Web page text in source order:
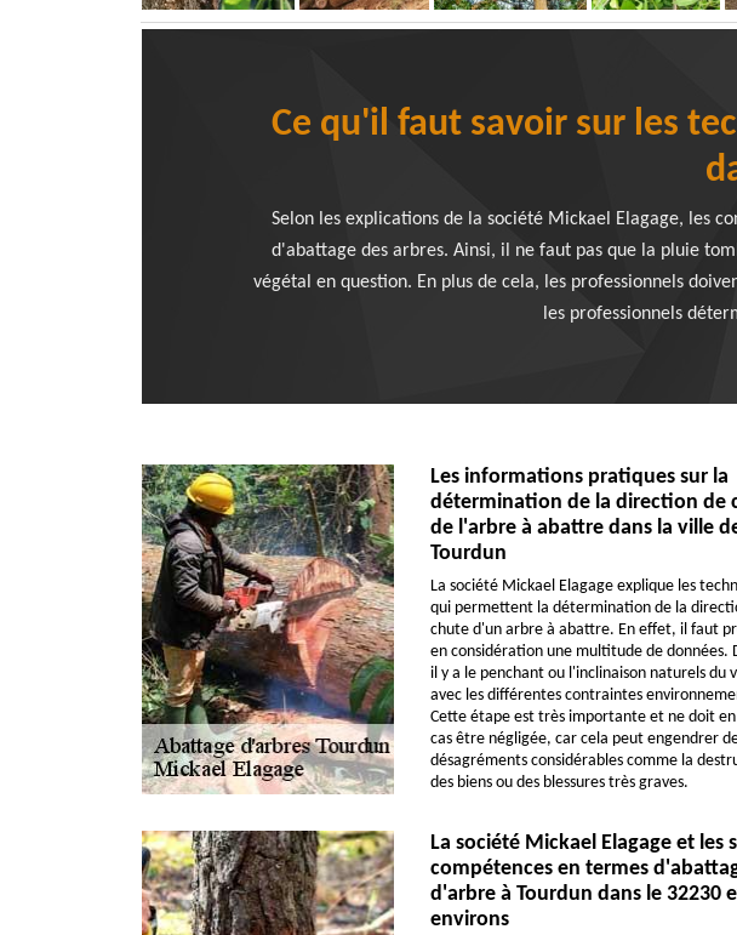
Ce qu'il faut savoir sur les
Selon les explications de la société Mickael Elagage, les
d'abattage des arbres. Ainsi, il ne faut pas que la pluie
végétal en question. En plus de cela, les professionnels
les professionnels
Les informations pratiques sur la
détermination de la direction de
de l'arbre à abattre dans la ville
Tourdun
La société Mickael Elagage explique les
qui permettent la détermination de la
chute d'un arbre à abattre. En effet, il faut
en considération une multitude de données.
il y a le penchant ou l'inclinaison naturels du
avec les différentes contraintes
Cette étape est très importante et ne doit en
cas être négligée, car cela peut engendrer
désagréments considérables comme la
des biens ou des blessures très graves.
La société Mickael Elagage et les
compétences en termes
d'arbre à Tourdun dans le 32230
environs